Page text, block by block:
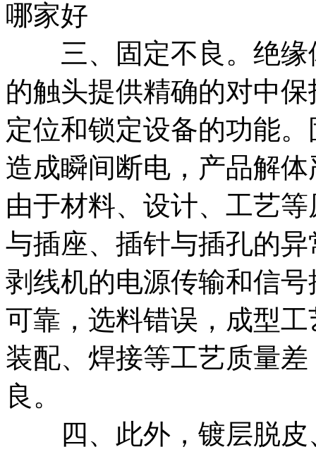
三、固定不良。绝缘
的触头提供精确的对中
定位和锁定设备的功能
造成瞬间断电，产品解
由于材料、设计、工艺
与插座、插针与插孔的
剥线机的电源传输和信
可靠，选料错误，成型
装配、焊接等工艺质量
良。
四、此外，镀层脱皮